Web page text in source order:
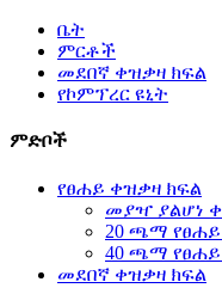
ቤት
ምርቶች
መደበኛ ቀዝቃዛ ክፍል
የኮምፕረር ዩኒት
ምድቦች
የፀሐይ ቀዝቃዛ ክፍል
መያዣ ያልሆነ
20 ጫማ
40 ጫማ
መደበኛ ቀዝቃዛ ክፍል